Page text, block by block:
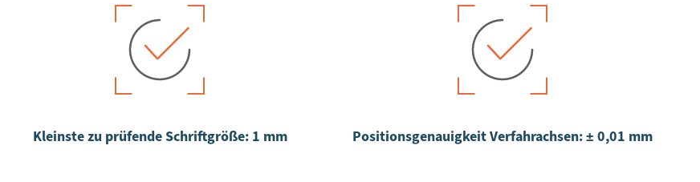
Kleinste zu prüfende Schriftgröße: 1 mm Positionsgenauigkeit Verfahrachsen: ± 0,01 mm